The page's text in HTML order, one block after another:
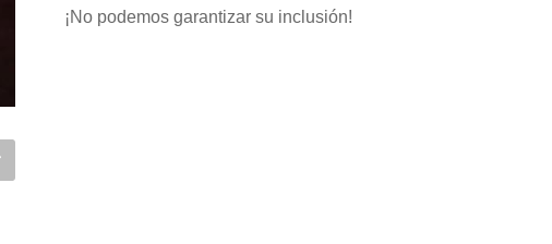
¡No podemos garantizar su inclusión!